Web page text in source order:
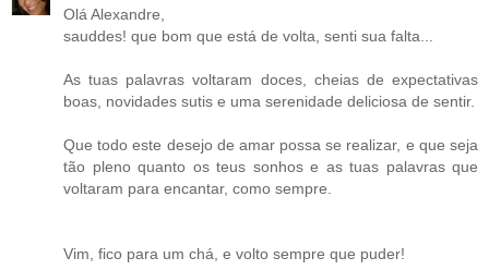
Olá Alexandre,
sauddes! que bom que está de volta, senti sua falta...
As tuas palavras voltaram doces, cheias de expectativas
boas, novidades sutis e uma serenidade deliciosa de sentir.
Que todo este desejo de amar possa se realizar, e que seja
tão pleno quanto os teus sonhos e as tuas palavras que
voltaram para encantar, como sempre.
Vim, fico para um chá, e volto sempre que puder!